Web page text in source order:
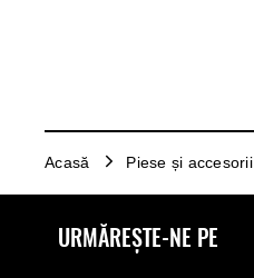
Acasă Piese și accesorii
URMĂREȘTE-NE PE